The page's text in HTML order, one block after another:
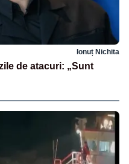
Ionuț Nichita
de atacuri: „Sunt